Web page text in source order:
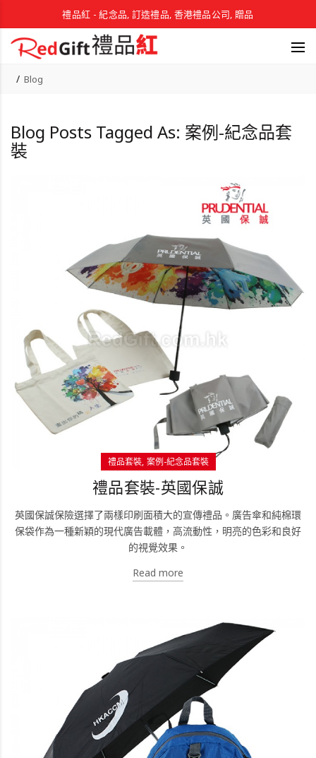
禮品紅 - 紀念品, 訂造禮品, 香港禮品公司, 贈品
Blog
Blog Posts Tagged As: 案例-紀念品套
裝
禮品套裝 案例-紀念品套裝
禮品套裝-英國保誠
英國保誠保險選擇了兩樣印刷面積大的宣傳禮品。廣告傘和純棉環
保袋作為一種新穎的現代廣告載體，高流動性，明亮的色彩和良好
的視覺效果。
Read more